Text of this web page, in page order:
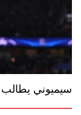
سيميوني يطالب